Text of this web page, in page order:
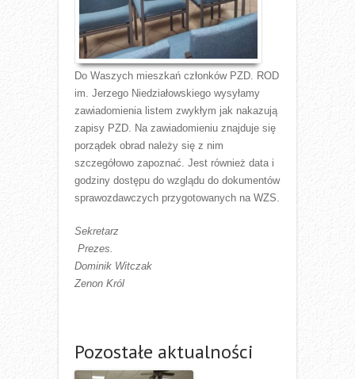
Do Waszych mieszkań członków PZD. ROD
im. Jerzego Niedziałowskiego wysyłamy
zawiadomienia listem zwykłym jak nakazują
zapisy PZD. Na zawiadomieniu znajduje się
porządek obrad należy się z nim
szczegółowo zapoznać. Jest również data i
godziny dostępu do wzglądu do dokumentów
sprawozdawczych przygotowanych na WZS.
Sekretarz
Prezes.
Dominik Witczak
Zenon Król
Pozostałe aktualności